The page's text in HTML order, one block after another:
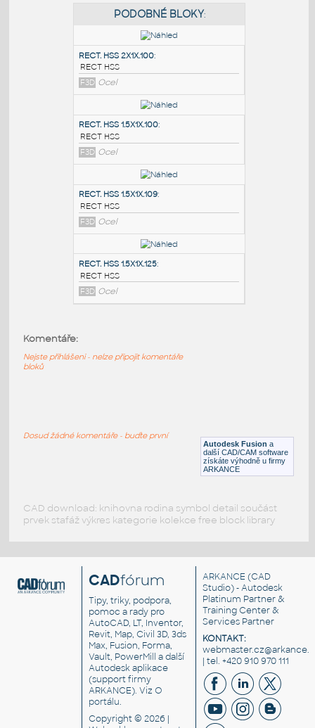
PODOBNÉ BLOKY
RECT. HSS 2X1X.100
F3D Ocel
RECT. HSS 1.5X1X.100
RECT HSS
F3D Ocel
F3D Ocel
F3D Ocel
Autodesk Fusion a
další CAD/CAM software
získáte výhodně u firmy
ARKANCE
Komentáře:
Nejste přihlášeni - nelze připojit komentáře
bloků
Dosud žádné komentáře - buďte první
CAD download: knihovna rodina symbol detail součást
prvek stafáž výkres kategorie kolekce free block library
CADfórum
Tipy, triky, podpora,
pomoc a rady pro
AutoCAD, LT, Inventor,
Revit, Map, Civil 3D, 3ds
Max, Fusion, Forma,
Vault, PowerMill a další
Autodesk aplikace
(support firmy
ARKANCE). VizO
portálu.
Copyright © 2026 |
ARKANCE (CAD
Studio) - Autodesk
Platinum Partner &
Training Center &
Services Partner
KONTAKT:
| tel. +420 910 970 111